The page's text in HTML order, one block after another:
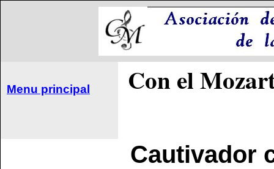
Menu principal Con el
Cautivador